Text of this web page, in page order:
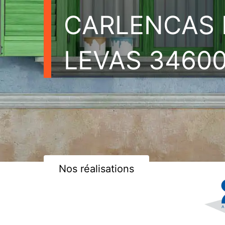
CARLENCAS
LEVAS
Nos réalisations